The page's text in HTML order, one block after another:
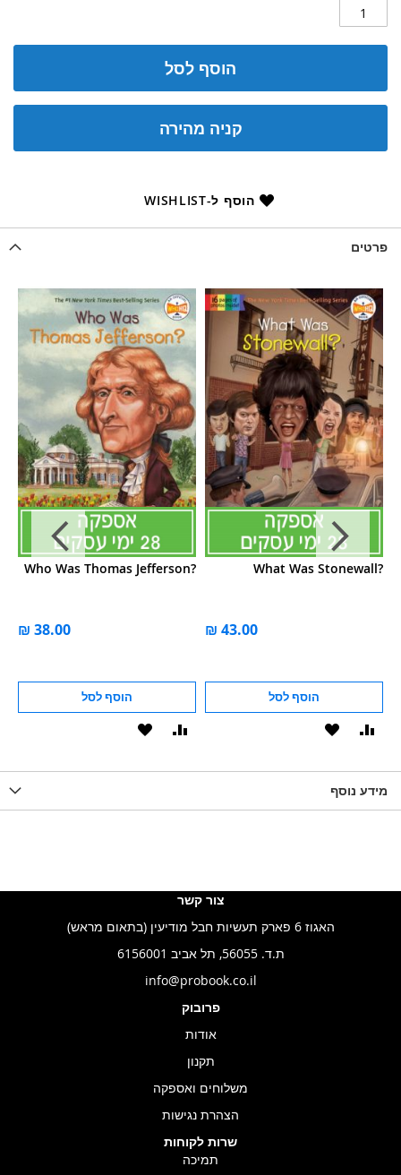
הוסף לסל
קניה מהירה
הוסף ל-WISHLIST
פרטים
Who Was Thomas Jefferson?
הוסף לסל
הוסף
What Was Stonewall?
הוסף לסל
הוסף
מידע נוסף
צור קשר
האגוז 6 פארק תעשיות חבל מודיעין (בתאום מראש)
ת.ד. 56055, תל אביב 6156001
info@probook.co.il
פרובוק
אודות
תקנון
משלוחים ואספקה
הצהרת נגישות
שרות לקוחות
תמיכה